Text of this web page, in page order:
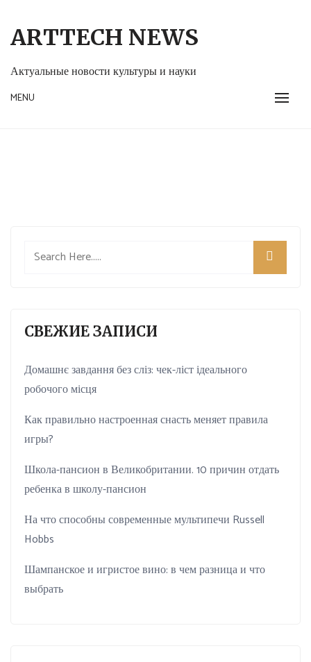
content
ARTTECH NEWS
Актуальные новости культуры и науки
MENU
СВЕЖИЕ ЗАПИСИ
Домашнє завдання без сліз: чек-ліст ідеального
робочого місця
Как правильно настроенная снасть меняет правила
игры?
Школа-пансион в Великобритании. 10 причин отдать
ребенка в школу-пансион
На что способны современные мультипечи Russell
Hobbs
Шампанское и игристое вино: в чем разница и что
выбрать